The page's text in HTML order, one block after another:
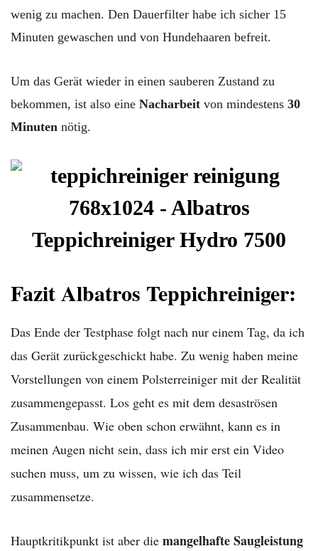
wenig zu machen. Den Dauerfilter habe ich sicher 15
Minuten gewaschen und von Hundehaaren befreit.
Um das Gerät wieder in einen sauberen Zustand zu
bekommen, ist also eine Nacharbeit von mindestens 30
Minuten nötig.
Fazit Albatros Teppichreiniger:
Das Ende der Testphase folgt nach nur einem Tag, da ich
das Gerät zurückgeschickt habe. Zu wenig haben meine
Vorstellungen von einem Polsterreiniger mit der Realität
zusammengepasst. Los geht es mit dem desaströsen
Zusammenbau. Wie oben schon erwähnt, kann es in
meinen Augen nicht sein, dass ich mir erst ein Video
suchen muss, um zu wissen, wie ich das Teil
zusammensetze.
Hauptkritikpunkt ist aber die mangelhafte Saugleistung